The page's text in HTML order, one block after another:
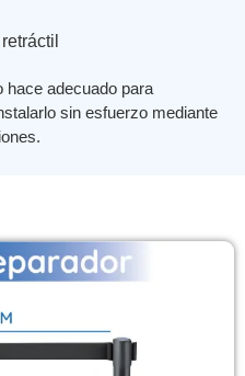
hace adecuado para
sin esfuerzo mediante